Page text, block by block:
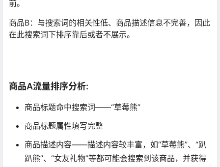
前。
商品B：与搜索词的相关性低、商品描述信息不完善，因此
在此搜索词下排序靠后或者不展示。
商品A流量排序分析:
商品标题命中搜索词——“草莓熊”
商品标题属性填写完整
商品描述内容——描述内容较丰富，如“草莓熊”、“趴
趴熊”、“女友礼物”等都可能会搜索到该商品，并获得